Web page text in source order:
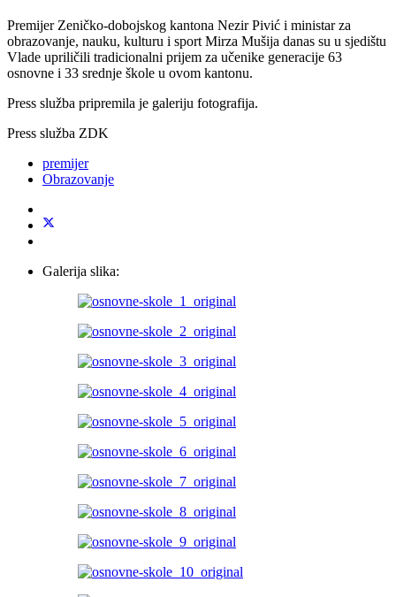
Premijer Zeničko-dobojskog kantona Nezir Pivić i ministar za
obrazovanje, nauku, kulturu i sport Mirza Mušija danas su u sjedištu
Vlade upriličili tradicionalni prijem za učenike generacije 63
osnovne i 33 srednje škole u ovom kantonu.
Press služba pripremila je galeriju fotografija.
Press služba ZDK
premijer
Obrazovanje
Galerija slika: